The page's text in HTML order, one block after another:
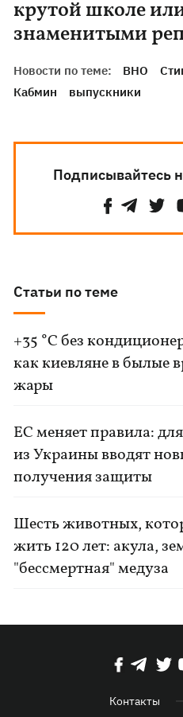
крутой школе
знаменитыми
Новости по теме: ВНО
Кабмин
выпускники
Подписывайтесь
Статьи по теме
+35 °C без
как киевляне в былые
жары
ЕС меняет правила:
из Украины вводят
получения защиты
Шесть животных,
жить 120 лет: акула,
"бессмертная" медуза
Контакты